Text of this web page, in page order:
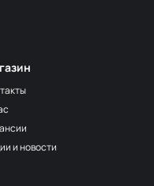
и новости